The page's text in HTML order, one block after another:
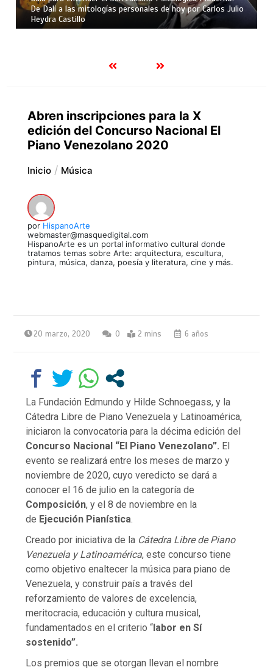
De Dalí a las mitologías personales de hoy por Carlos Julio
Heydra Castillo
Abren inscripciones para la X
edición del Concurso Nacional El
Piano Venezolano 2020
Inicio Música
por HispanoArte
webmaster@masquedigital.com
HispanoArte es un portal informativo cultural donde
tratamos temas sobre Arte: arquitectura, escultura,
pintura, música, danza, poesía y literatura, cine y más.
20 marzo, 2020 0 2 mins 6 años
La Fundación Edmundo y Hilde Schnoegass, y la
Cátedra Libre de Piano Venezuela y Latinoamérica,
iniciaron la convocatoria para la décima edición del
Concurso Nacional “El Piano Venezolano”. El
evento se realizará entre los meses de marzo y
noviembre de 2020, cuyo veredicto se dará a
conocer el 16 de julio en la categoría de
Composición, y el 8 de noviembre en la
de Ejecución Pianística.
Creado por iniciativa de la Cátedra Libre de Piano
Venezuela y Latinoamérica, este concurso tiene
como objetivo enaltecer la música para piano de
Venezuela, y construir país a través del
reforzamiento de valores de excelencia,
meritocracia, educación y cultura musical,
fundamentados en el criterio “labor en Sí
sostenido”.
Los premios que se otorgan llevan el nombre